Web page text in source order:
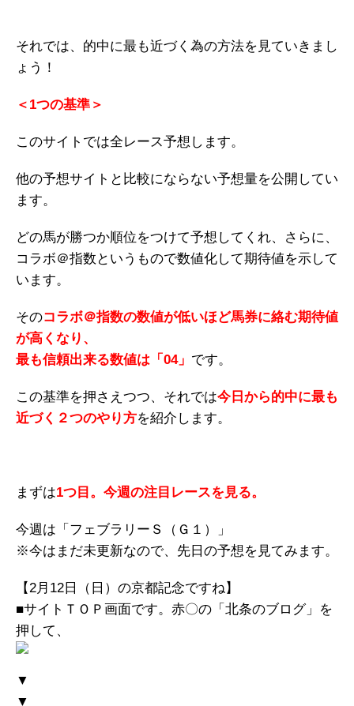
それでは、的中に最も近づく為の方法を見ていきまし
ょう！
＜1つの基準＞
このサイトでは全レース予想します。
他の予想サイトと比較にならない予想量を公開してい
ます。
どの馬が勝つか順位をつけて予想してくれ、さらに、
コラボ＠指数というもので数値化して期待値を示して
います。
そのコラボ＠指数の数値が低いほど馬券に絡む期待値
が高くなり、
最も信頼出来る数値は「04」 です。
この基準を押さえつつ、それでは今日から的中に最も
近づく２つのやり方を紹介します。
まずは1つ目。今週の注目レースを見る。
今週は「フェブラリーＳ（Ｇ１）」
※今はまだ未更新なので、先日の予想を見てみます。
【2月12日（日）の京都記念ですね】
■サイトＴＯＰ画面です。赤〇の「北条のブログ」を
押して、
▼
▼